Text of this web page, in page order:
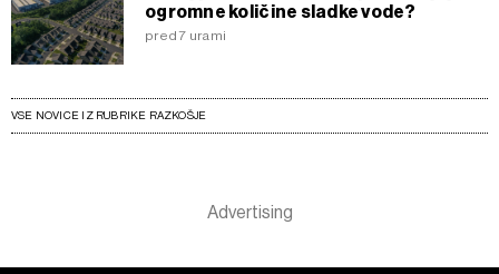
ogromne količine sladke vode?
pred 7 urami
VSE NOVICE IZ RUBRIKE RAZKOŠJE